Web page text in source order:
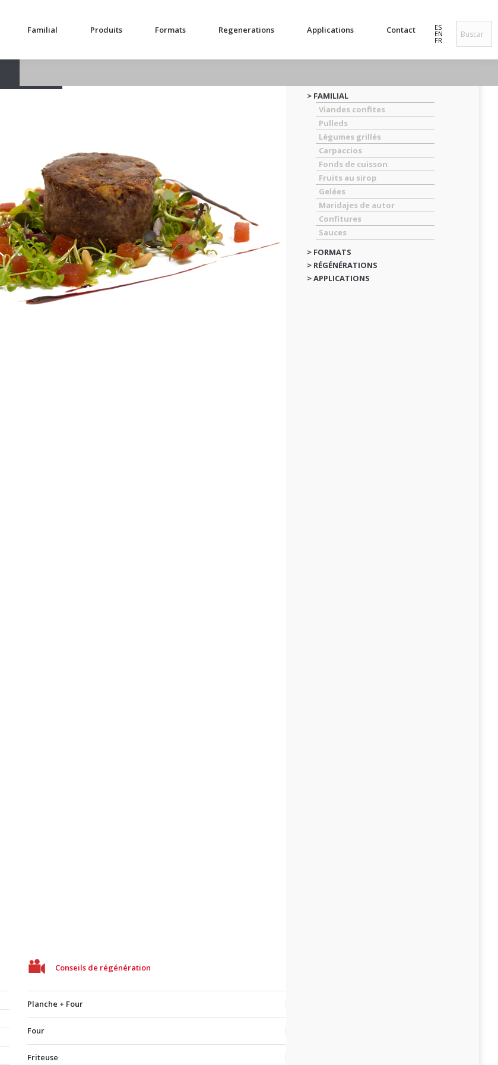
ES
EN
FR
Familial Produits Formats Regenerations Applications Contact
> FAMILIAL
Viandes confites
Pulleds
Légumes grillés
Carpaccios
Fonds de cuisson
Fruits au sirop
Gelées
Maridajes de autor
Confitures
Sauces
> FORMATS
> RÉGÉNÉRATIONS
> APPLICATIONS
Conseils de régénération
Planche + Four
Four
Friteuse